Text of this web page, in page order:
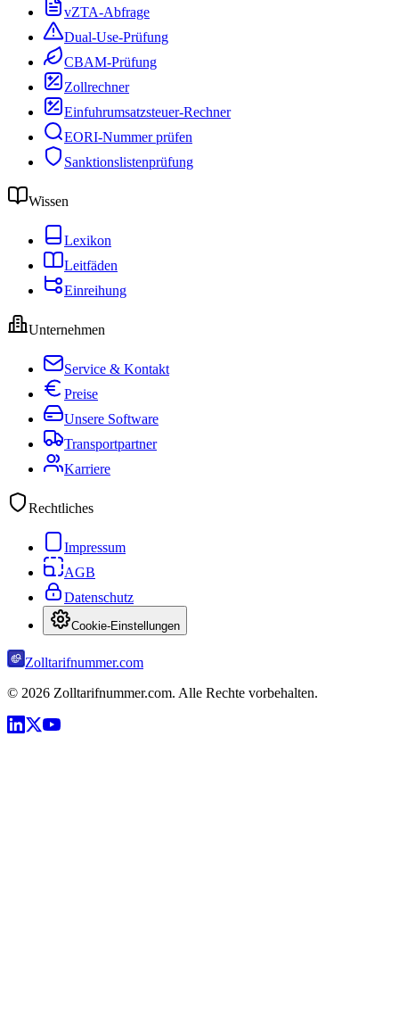
vZTA-Abfrage
Dual-Use-Prüfung
CBAM-Prüfung
Zollrechner
Einfuhrumsatzsteuer-Rechner
EORI-Nummer prüfen
Sanktionslistenprüfung
Wissen
Lexikon
Leitfäden
Einreihung
Unternehmen
Service & Kontakt
Preise
Unsere Software
Transportpartner
Karriere
Rechtliches
Impressum
AGB
Datenschutz
Cookie-Einstellungen
Zolltarifnummer.com
© 2026 Zolltarifnummer.com. Alle Rechte vorbehalten.